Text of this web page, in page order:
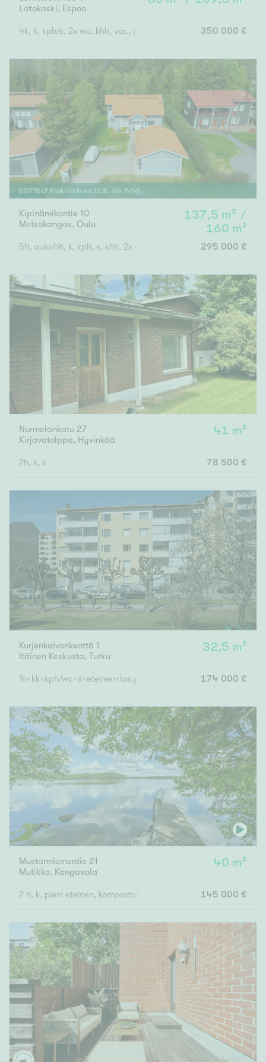
Latokaski, Espoo
4k, k, kph/s, 2x wc, khh, var., parveke, terassi- ja piha-alue
350 000 €
ESITTELY Keskiviikkona 12.8 . klo 14:45
Kipinämikontie 10
Metsokangas, Oulu
137,5 m² /
160 m²
5h, aula/oh, k, kph, s, khh, 2x wc, ter., parv., vh, var, ak
295 000 €
Nurmelankatu 27
Kirjavatolppa, Hyvinkää
41 m²
2h, k, s 78 500 €
Kurjenkaivonkenttä 1
Itäinen Keskusta, Turku
32,5 m²
1h+kk+kph/wc+s+eteinen+las.parveke 174 000 €
Mustanniementie 21
Mutikko, Kangasala
40 m²
2 h, k, pieni eteinen, kompostoiva sisä-wc 145 000 €